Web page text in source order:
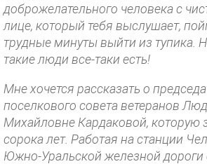
доброжелательного человека с
лице, который тебя выслушает,
трудные минуты выйти из тупика.
такие люди все-таки есть!
Мне хочется рассказать о
поселкового совета ветеранов
Михайловне Кардаковой, которую
сорока лет. Работая на станции
Южно-Уральской железной дороги